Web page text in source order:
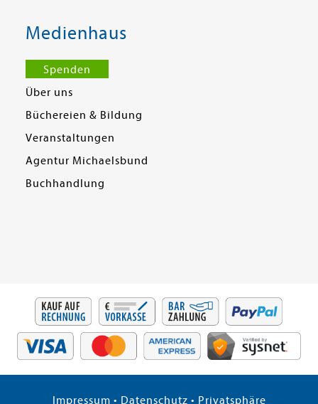
Medienhaus
Spenden
Über uns
Büchereien & Bildung
Veranstaltungen
Agentur Michaelsbund
Buchhandlung
Impressum • Datenschutz • Privatsphäre